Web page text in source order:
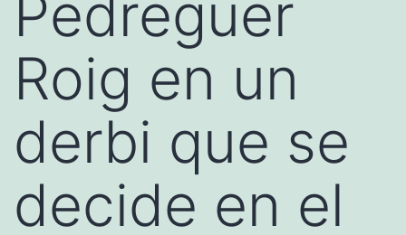
Pedreguer
Roig en un
derbi que se
decide en el